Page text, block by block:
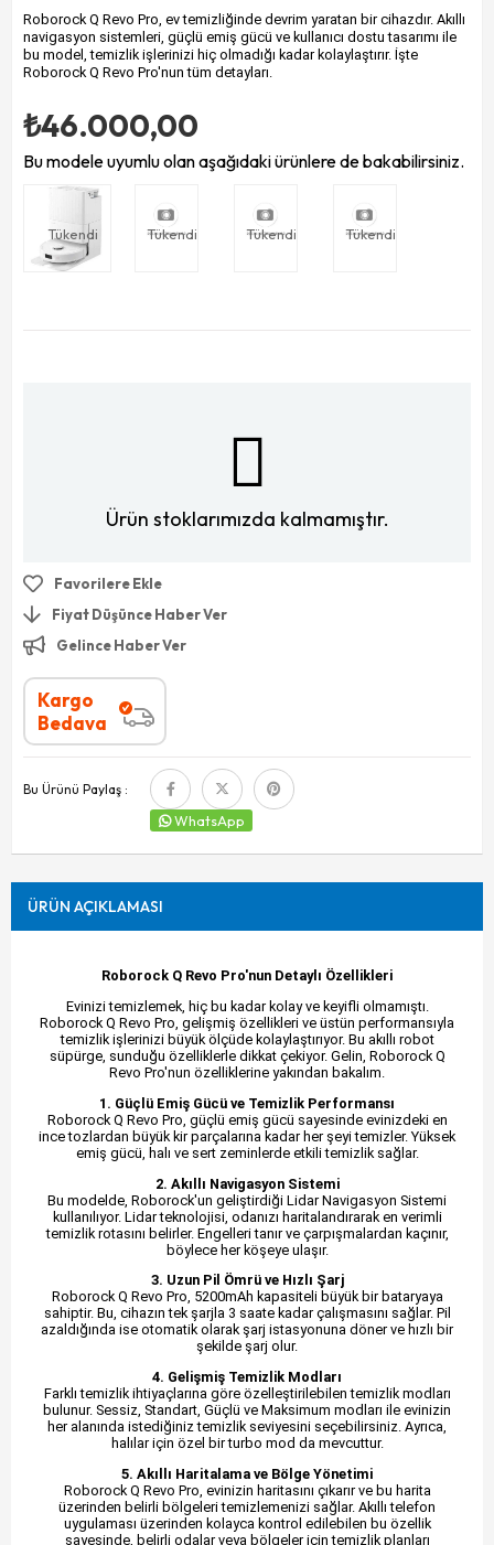
Roborock Q Revo Pro, ev temizliğinde devrim yaratan bir cihazdır. Akıllı
navigasyon sistemleri, güçlü emiş gücü ve kullanıcı dostu tasarımı ile
bu model, temizlik işlerinizi hiç olmadığı kadar kolaylaştırır. İşte
Roborock Q Revo Pro'nun tüm detayları.
₺46.000,00
Bu modele uyumlu olan aşağıdaki ürünlere de bakabilirsiniz.
Tükendi Tükendi Tükendi Tükendi
Ürün stoklarımızda kalmamıştır.
Favorilere Ekle
Fiyat Düşünce Haber Ver
Gelince Haber Ver
Kargo
Bedava
Bu Ürünü Paylaş :
WhatsApp
ÜRÜN AÇIKLAMASI
Roborock Q Revo Pro'nun Detaylı Özellikleri
Evinizi temizlemek, hiç bu kadar kolay ve keyifli olmamıştı.
Roborock Q Revo Pro, gelişmiş özellikleri ve üstün performansıyla
temizlik işlerinizi büyük ölçüde kolaylaştırıyor. Bu akıllı robot
süpürge, sunduğu özelliklerle dikkat çekiyor. Gelin, Roborock Q
Revo Pro'nun özelliklerine yakından bakalım.
1. Güçlü Emiş Gücü ve Temizlik Performansı
Roborock Q Revo Pro, güçlü emiş gücü sayesinde evinizdeki en
ince tozlardan büyük kir parçalarına kadar her şeyi temizler. Yüksek
emiş gücü, halı ve sert zeminlerde etkili temizlik sağlar.
2. Akıllı Navigasyon Sistemi
Bu modelde, Roborock'un geliştirdiği Lidar Navigasyon Sistemi
kullanılıyor. Lidar teknolojisi, odanızı haritalandırarak en verimli
temizlik rotasını belirler. Engelleri tanır ve çarpışmalardan kaçınır,
böylece her köşeye ulaşır.
3. Uzun Pil Ömrü ve Hızlı Şarj
Roborock Q Revo Pro, 5200mAh kapasiteli büyük bir bataryaya
sahiptir. Bu, cihazın tek şarjla 3 saate kadar çalışmasını sağlar. Pil
azaldığında ise otomatik olarak şarj istasyonuna döner ve hızlı bir
şekilde şarj olur.
4. Gelişmiş Temizlik Modları
Farklı temizlik ihtiyaçlarına göre özelleştirilebilen temizlik modları
bulunur. Sessiz, Standart, Güçlü ve Maksimum modları ile evinizin
her alanında istediğiniz temizlik seviyesini seçebilirsiniz. Ayrıca,
halılar için özel bir turbo mod da mevcuttur.
5. Akıllı Haritalama ve Bölge Yönetimi
Roborock Q Revo Pro, evinizin haritasını çıkarır ve bu harita
üzerinden belirli bölgeleri temizlemenizi sağlar. Akıllı telefon
uygulaması üzerinden kolayca kontrol edilebilen bu özellik
sayesinde, belirli odalar veya bölgeler için temizlik planları